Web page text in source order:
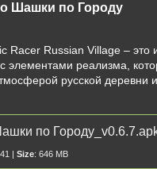
Шашки по Городу
Racer Russian Village – это
элементами реализма,
русской деревни
по
| Size: 646 MB